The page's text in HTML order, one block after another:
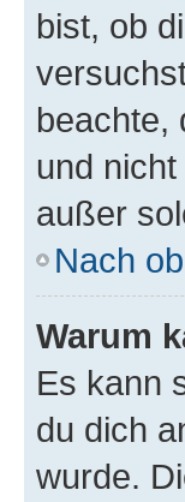
bist, ob
beachte,
und
außer
Nach
Warum
Es kann
du dich
wurde.